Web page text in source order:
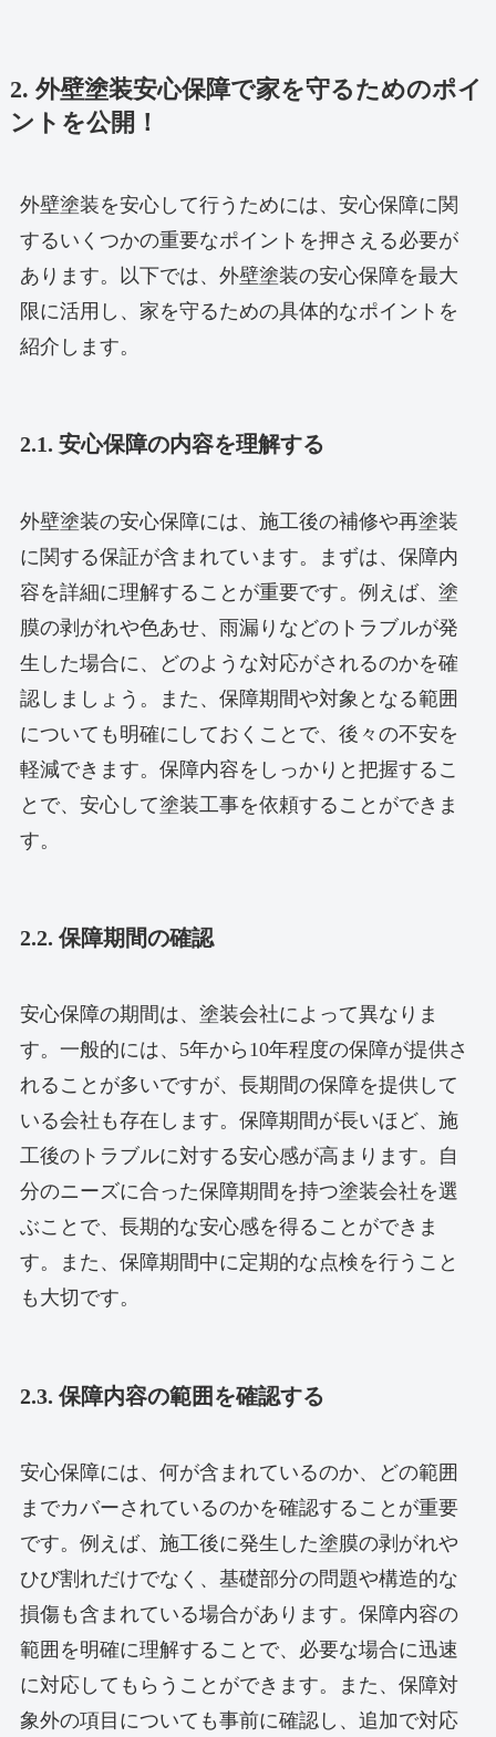
2. 外壁塗装安心保障で家を守るためのポイ
ントを公開！
外壁塗装を安心して行うためには、安心保障に関
するいくつかの重要なポイントを押さえる必要が
あります。以下では、外壁塗装の安心保障を最大
限に活用し、家を守るための具体的なポイントを
紹介します。
2.1. 安心保障の内容を理解する
外壁塗装の安心保障には、施工後の補修や再塗装
に関する保証が含まれています。まずは、保障内
容を詳細に理解することが重要です。例えば、塗
膜の剥がれや色あせ、雨漏りなどのトラブルが発
生した場合に、どのような対応がされるのかを確
認しましょう。また、保障期間や対象となる範囲
についても明確にしておくことで、後々の不安を
軽減できます。保障内容をしっかりと把握するこ
とで、安心して塗装工事を依頼することができま
す。
2.2. 保障期間の確認
安心保障の期間は、塗装会社によって異なりま
す。一般的には、5年から10年程度の保障が提供さ
れることが多いですが、長期間の保障を提供して
いる会社も存在します。保障期間が長いほど、施
工後のトラブルに対する安心感が高まります。自
分のニーズに合った保障期間を持つ塗装会社を選
ぶことで、長期的な安心感を得ることができま
す。また、保障期間中に定期的な点検を行うこと
も大切です。
2.3. 保障内容の範囲を確認する
安心保障には、何が含まれているのか、どの範囲
までカバーされているのかを確認することが重要
です。例えば、施工後に発生した塗膜の剥がれや
ひび割れだけでなく、基礎部分の問題や構造的な
損傷も含まれている場合があります。保障内容の
範囲を明確に理解することで、必要な場合に迅速
に対応してもらうことができます。また、保障対
象外の項目についても事前に確認し、追加で対応